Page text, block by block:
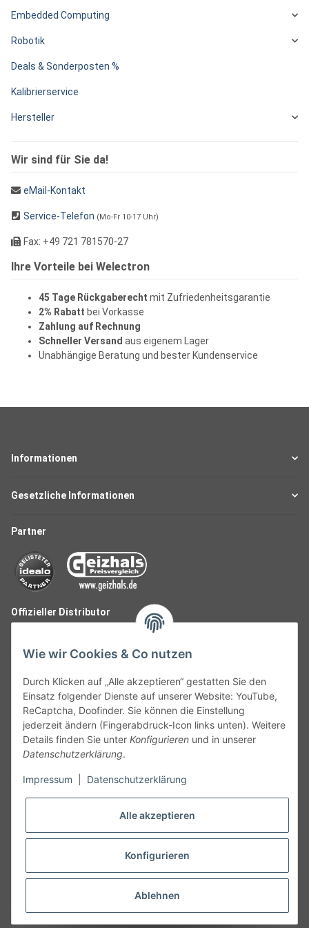
Embedded Computing
Robotik
Deals & Sonderposten %
Kalibrierservice
Hersteller
Wir sind für Sie da!
eMail-Kontakt
Service-Telefon (Mo-Fr 10-17 Uhr)
Fax: +49 721 781570-27
Ihre Vorteile bei Welectron
45 Tage Rückgaberecht mit Zufriedenheitsgarantie
2% Rabatt bei Vorkasse
Zahlung auf Rechnung
Schneller Versand aus eigenem Lager
Unabhängige Beratung und bester Kundenservice
Informationen
Gesetzliche Informationen
Partner
Offizieller Distributor
Follow Us
Widerruf
Vertrag widerrufen
Wie wir Cookies & Co nutzen
Durch Klicken auf „Alle akzeptieren“ gestatten Sie den
Einsatz folgender Dienste auf unserer Website: YouTube,
ReCaptcha, Doofinder. Sie können die Einstellung
jederzeit ändern (Fingerabdruck-Icon links unten). Weitere
Details finden Sie unter Konfigurieren und in unserer
Datenschutzerklärung.
Impressum Datenschutzerklärung
Alle akzeptieren
Konfigurieren
Ablehnen